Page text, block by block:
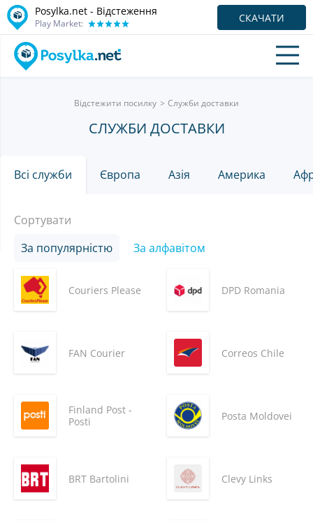
Posylka.net - Відстеження
Play Market: СКАЧАТИ
Відстежити посилку Служби доставки
СЛУЖБИ ДОСТАВКИ
Всі служби Європа Азія Америка
Сортувати
За популярністю
За алфавітом
Couriers Please DPD Romania
FAN Courier Correos Chile
Finland Post -
Posti
Posta Moldovei
BRT Bartolini Clevy Links